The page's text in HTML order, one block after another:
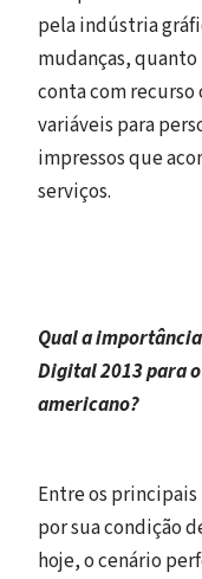
pela indústria
mudanças,
conta com recurso
variáveis para
impressos que
serviços.
Qual a
Digital 2013 para
americano?
Entre os
por sua condição
hoje, o cenário